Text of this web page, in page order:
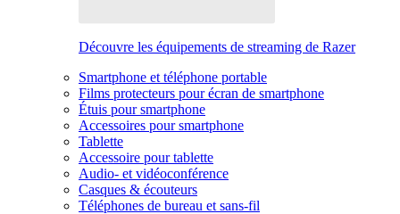
Découvre les équipements de streaming de Razer
Smartphone et téléphone portable
Films protecteurs pour écran de smartphone
Étuis pour smartphone
Accessoires pour smartphone
Tablette
Accessoire pour tablette
Audio- et vidéoconférence
Casques & écouteurs
Téléphones de bureau et sans-fil